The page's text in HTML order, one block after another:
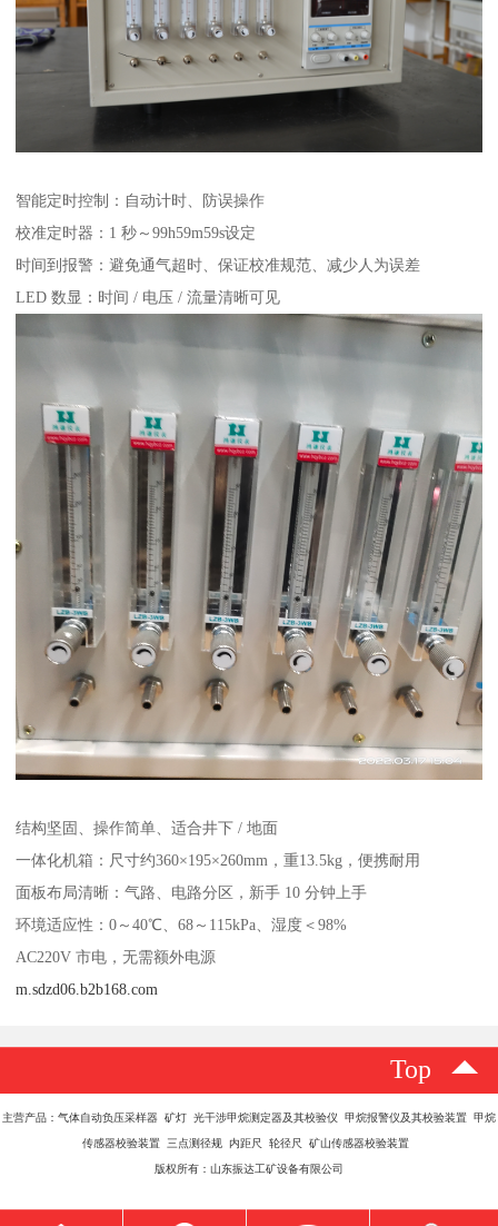
智能定时控制：自动计时、防误操作
校准定时器：1 秒～99h59m59s设定
时间到报警：避免通气超时、保证校准规范、减少人为误差
LED 数显：时间 / 电压 / 流量清晰可见
结构坚固、操作简单、适合井下 / 地面
一体化机箱：尺寸约360×195×260mm，重13.5kg，便携耐用
面板布局清晰：气路、电路分区，新手 10 分钟上手
环境适应性：0～40℃、68～115kPa、湿度＜98%
AC220V 市电，无需额外电源
m.sdzd06.b2b168.com
Top
主营产品：气体自动负压采样器 矿灯 光干涉甲烷测定器及其校验仪 甲烷报警仪及其校验装置 甲烷
传感器校验装置 三点测径规 内距尺 轮径尺 矿山传感器校验装置
版权所有：山东振达工矿设备有限公司